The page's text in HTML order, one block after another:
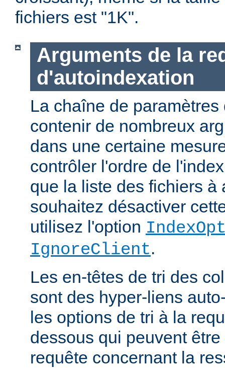
fichiers est "1K".
Arguments de la
d'autoindexation
La chaîne de
contenir de nombreux
dans une certaine
contrôler l'ordre de
que la liste des fichiers à
souhaitez désactiver
utilisez l'option
IgnoreClient.
Les en-têtes de tri des
sont des hyper-liens
les options de tri à la
dessous qui peuvent
requête concernant la